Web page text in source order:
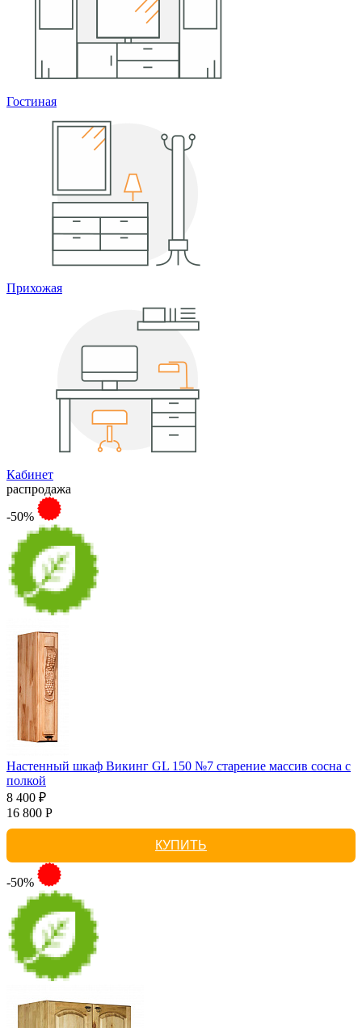
Гостиная
Прихожая
Кабинет
распродажа
-50%
Настенный шкаф Викинг GL 150 №7 старение массив сосна с
полкой
8 400 ₽
16 800 Р
КУПИТЬ
-50%